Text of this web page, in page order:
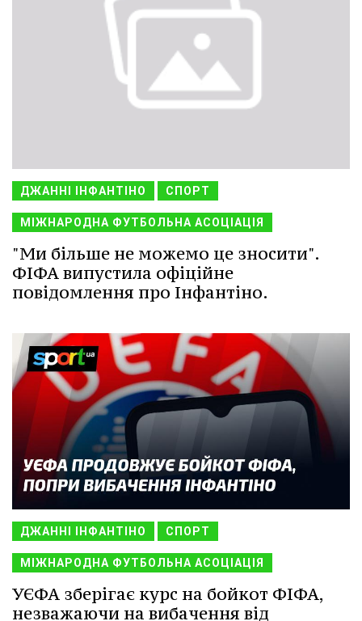
ДЖАННІ ІНФАНТІНО СПОРТ
МІЖНАРОДНА ФУТБОЛЬНА АСОЦІАЦІЯ
"Ми більше не можемо це зносити".
ФІФА випустила офіційне
повідомлення про Інфантіно.
ДЖАННІ ІНФАНТІНО СПОРТ
МІЖНАРОДНА ФУТБОЛЬНА АСОЦІАЦІЯ
УЄФА зберігає курс на бойкот ФІФА,
незважаючи на вибачення від